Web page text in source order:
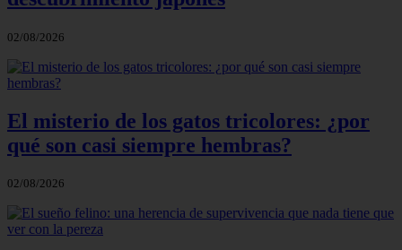
02/08/2026
El misterio de los gatos tricolores: ¿por
qué son casi siempre hembras?
02/08/2026